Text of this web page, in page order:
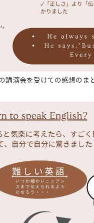
講演会を受けての感想の